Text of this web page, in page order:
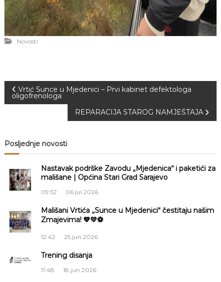
Novosti
N
v
i
g
c
Vrtić Sunce u Mjedenici – Prvi kabinet defektologa
oligofrenologa
REPARACIJA STAROG NAMJEŠTAJA
Posljednje novosti
Nastavak podrške Zavodu „Mjedenica“ i paketići za
mališane | Općina Stari Grad Sarajevo
09:52 06 jul 2026
Mališani Vrtića „Sunce u Mjedenici“ čestitaju našim
Zmajevima! 💙💛⚽
12:42 25 jun 2026
Trening disanja
11:48 18 jun 2026